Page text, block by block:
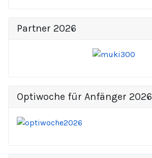
Partner 2026
Optiwoche für Anfänger 2026